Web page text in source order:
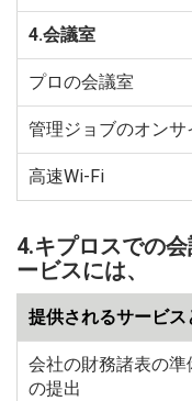
4.会議室
プロの会議室
管理ジョブのオン
高速Wi-Fi
4.キプロスでの
ービスには、
提供されるサービス
会社の財務諸表の
の提出